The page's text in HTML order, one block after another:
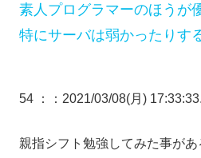
素人プログラマーのほうが
特にサーバは弱かったりす
54 ： ：2021/03/08(月)
親指シフト勉強してみた事が